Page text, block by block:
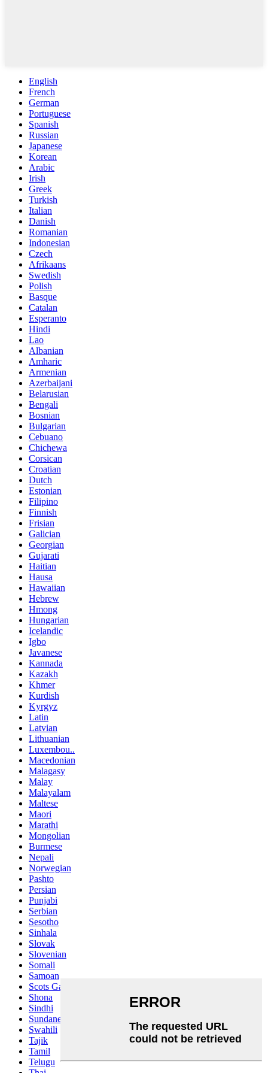
English
French
German
Portuguese
Spanish
Russian
Japanese
Korean
Arabic
Irish
Greek
Turkish
Italian
Danish
Romanian
Indonesian
Czech
Afrikaans
Swedish
Polish
Basque
Catalan
Esperanto
Hindi
Lao
Albanian
Amharic
Armenian
Azerbaijani
Belarusian
Bengali
Bosnian
Bulgarian
Cebuano
Chichewa
Corsican
Croatian
Dutch
Estonian
Filipino
Finnish
Frisian
Galician
Georgian
Gujarati
Haitian
Hausa
Hawaiian
Hebrew
Hmong
Hungarian
Icelandic
Igbo
Javanese
Kannada
Kazakh
Khmer
Kurdish
Kyrgyz
Latin
Latvian
Lithuanian
Luxembou..
Macedonian
Malagasy
Malay
Malayalam
Maltese
Maori
Marathi
Mongolian
Burmese
Nepali
Norwegian
Pashto
Persian
Punjabi
Serbian
Sesotho
Sinhala
Slovak
Slovenian
Somali
Samoan
Scots Gaelic
Shona
Sindhi
Sundanese
Swahili
Tajik
Tamil
Telugu